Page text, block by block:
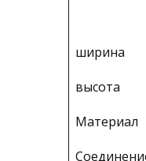
ширина
высота
Материал